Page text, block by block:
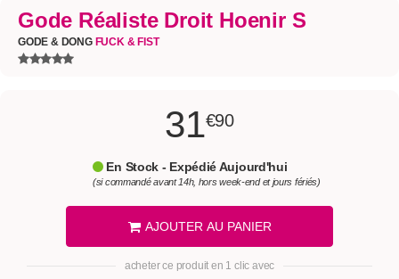
Gode Réaliste Droit Hoenir S
GODE & DONG FUCK & FIST
31€90
En Stock - Expédié Aujourd'hui
(si commandé avant 14h, hors week-end et jours fériés)
AJOUTER AU PANIER
acheter ce produit en 1 clic avec